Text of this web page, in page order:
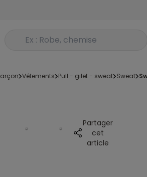
Rechercher un produit
garçon vêtements pull - gilet - sweat sweat
Partager
cet
article